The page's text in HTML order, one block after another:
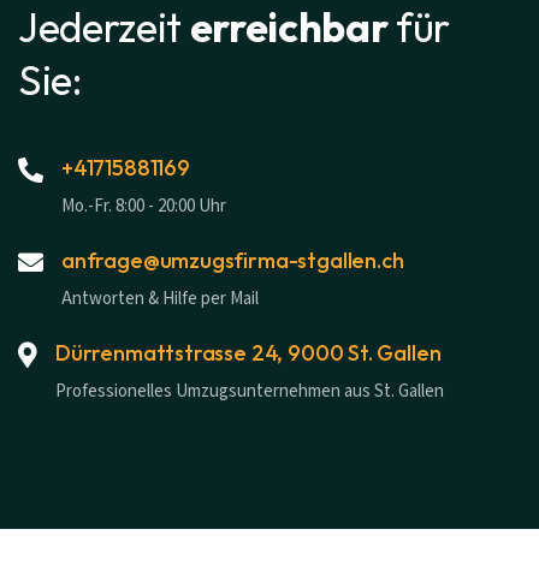
Jederzeit erreichbarfür
Sie:
+41715881169
Mo.-Fr. 8:00 - 20:00 Uhr
anfrage@umzugsfirma-stgallen.ch
Antworten & Hilfe per Mail
Dürrenmattstrasse 24, 9000 St. Gallen
Professionelles Umzugsunternehmen aus St. Gallen